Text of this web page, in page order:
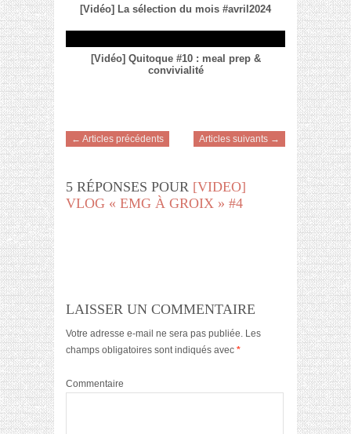
[Vidéo] La sélection du mois #avril2024
[Vidéo] Quitoque #10 : meal prep &
convivialité
← Articles précédents Articles suivants →
5 RÉPONSES POUR [VIDEO]
VLOG « EMG À GROIX » #4
LAISSER UN COMMENTAIRE
Votre adresse e-mail ne sera pas publiée. Les
champs obligatoires sont indiqués avec *
Commentaire